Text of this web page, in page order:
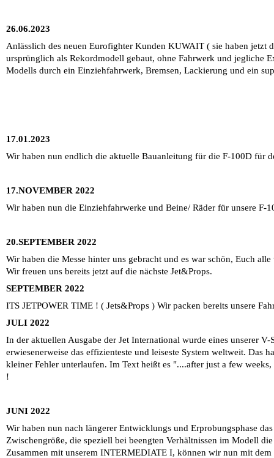
26.06.2023
Anlässlich des neuen Eurofighter Kunden KUWAIT ( sie haben
ursprünglich als Rekordmodell gebaut, ohne Fahrwerk und jegliche
Modells durch ein Einziehfahrwerk, Bremsen, Lackierung und ein
17.01.2023
Wir haben nun endlich die aktuelle Bauanleitung für die F-100D für
17.NOVEMBER 2022
Wir haben nun die Einziehfahrwerke und Beine/ Räder für unsere F-
20.SEPTEMBER 2022
Wir haben die Messe hinter uns gebracht und es war schön, Euch
Wir freuen uns bereits jetzt auf die nächste Jet&Props.
SEPTEMBER 2022
ITS JETPOWER TIME ! ( Jets&Props ) Wir packen bereits unsere
JULI 2022
In der aktuellen Ausgabe der Jet International wurde eines unserer
erwiesenerweise das effizienteste und leiseste System weltweit.
kleiner Fehler unterlaufen. Im Text heißt es "....after just a few
!
JUNI 2022
Wir haben nun nach längerer Entwicklungs und Erprobungsphase
Zwischengröße, die speziell bei beengten Verhältnissen im Modell
Zusammen mit unserem INTERMEDIATE I, können wir nun mit